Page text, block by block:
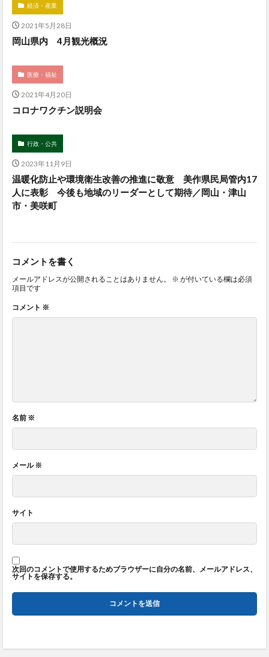
経済・産業
2021年5月28日
岡山県内 4月観光概況
医療・福祉
2021年4月20日
コロナワクチン説明会
行政・公共
2023年11月9日
温暖化防止や環境衛生改善の推進に敬意 美作県民局管内17
人に表彰 今後も地域のリーダーとして期待／岡山・津山
市・美咲町
コメントを書く
メールアドレスが公開されることはありません。 ※ が付いている欄は必須
項目です
コメント ※
名前 ※
メール※
サイト
次回のコメントで使用するためブラウザーに自分の名前、メールアドレス、
サイトを保存する。